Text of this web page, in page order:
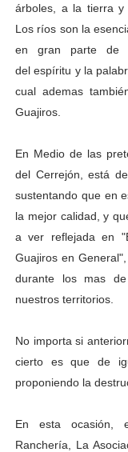
árboles, a la tierra y
Los ríos son la
en gran parte de
del espíritu y la
cual ademas
Guajiros.
En Medio de las
del Cerrejón, está
sustentando que en
la mejor calidad, y
a ver reflejada en
Guajiros en
durante los mas
nuestros territorios.
No importa si
cierto es que de
proponiendo la
En esta ocasión,
Ranchería, La